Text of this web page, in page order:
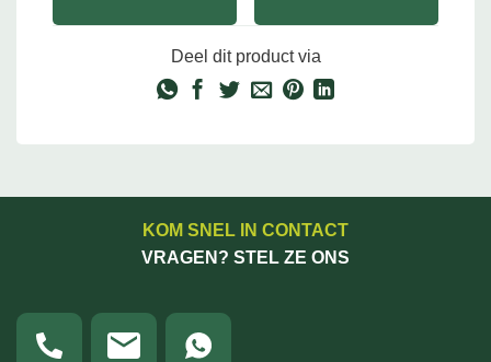
Deel dit product via
KOM SNEL IN CONTACT
VRAGEN? STEL ZE ONS